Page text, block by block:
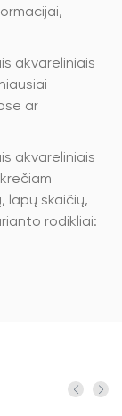
akvareliniais
ar
akvareliniais
lapų skaičių,
rodikliai: